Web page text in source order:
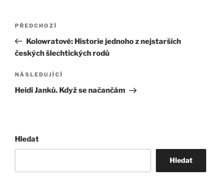
Navigace
příspěvek
Předchozí
příspěvek
PŘEDCHOZÍ
Kolowratové: Historie jednoho z nejstarších
českých šlechtických rodů
Následující
příspěvek
NÁSLEDUJÍCÍ
Heidi Janků. Když se načančám
Hledat
Hledat